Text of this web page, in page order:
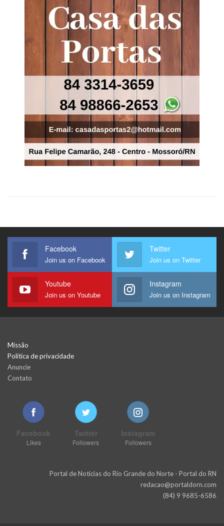
Facebook
Join us on Facebook
Twitter
Join us on Twitter
Youtube
Join us on Youtube
Instagram
Join us on Instagram
Missão
Política de privacidade
Anuncie
Contato
Facebook
Likes
Twitter
Followers
Instagram
Followers
Portal de Notícias do Rio Grande do Norte - Portal do RN
redacao@portaldorn.com
(84) 9 9685-6586